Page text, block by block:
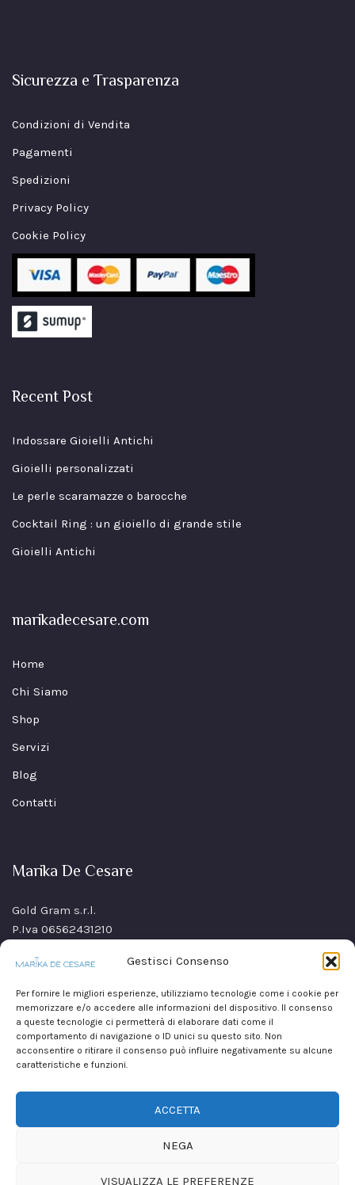
Gestisci Consenso
Per fornire le migliori esperienze, utilizziamo tecnologie come i cookie per
memorizzare e/o accedere alle informazioni del dispositivo. Il consenso
a queste tecnologie ci permetterà di elaborare dati come il
comportamento di navigazione o ID unici su questo sito. Non
acconsentire o ritirare il consenso può influire negativamente su alcune
caratteristiche e funzioni.
ACCETTA
NEGA
VISUALIZZA LE PREFERENZE
Sicurezza e Trasparenza
Condizioni di Vendita
Pagamenti
Spedizioni
Privacy Policy
Cookie Policy
Recent Post
Indossare Gioielli Antichi
Gioielli personalizzati
Le perle scaramazze o barocche
Cocktail Ring : un gioiello di grande stile
Gioielli Antichi
marikadecesare.com
Home
Chi Siamo
Shop
Servizi
Blog
Contatti
Marika De Cesare
Gold Gram s.r.l.
P.Iva 06562431210
80021 Afragola(NA)